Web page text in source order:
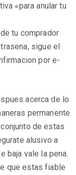
«para anular tu
tu comprador
sigue el
por e-
acerca de lo
permanente
de estas
alusivo a
baja vale la pena.
que estas fiable